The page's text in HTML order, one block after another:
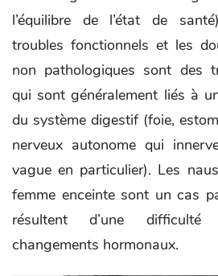
l’équilibre de l’état de
troubles fonctionnels et les
non pathologiques sont des
qui sont généralement liés à
du système digestif (foie,
nerveux autonome qui
vague en particulier). Les
femme enceinte sont un cas
résultent d’une difficulté
changements hormonaux.